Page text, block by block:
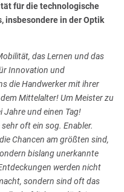
für die technologische
insbesondere in der Optik
das Lernen und das
Innovation und
die Handwerker mit ihrer
Mittelalter! Um Meister zu
Jahre und einen Tag!
oft ein sog. Enabler.
Chancen am größten sind,
bislang unerkannte
werden nicht
sondern sind oft das